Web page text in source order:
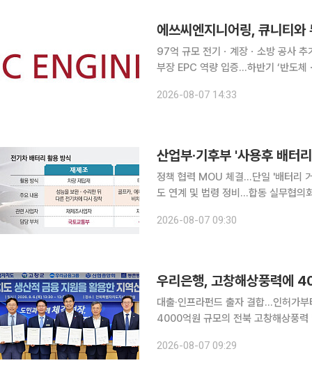
97억 규모 전기ㆍ계장ㆍ소방 공사
부장 EPC 역량 입증…하반기 ‘반도체ㆍ수소’ 첨단산업
다. 에쓰씨엔지니어링은 큐니티
2026-08-07 14:33
산업부·기후부 '사용후 배터
정책 협력 MOU 체결…단일 '배터리 거래·이력 관리
도 연계 및 법령 정비…합동 실무협의회 가동 산업통상부와 기후에너지환경부가 '
리 및 유통 시스템을 일원화하고, 재
2026-08-07 09:30
우리은행, 고창해상풍력에
대출·인프라펀드 출자 결합…인허가부터 PF 조
4000억원 규모의 전북 고창해상풍력 발전사업에 자
2026-08-07 09:29